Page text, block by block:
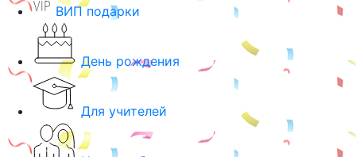
ВИП подарки
День рождения
Для учителей